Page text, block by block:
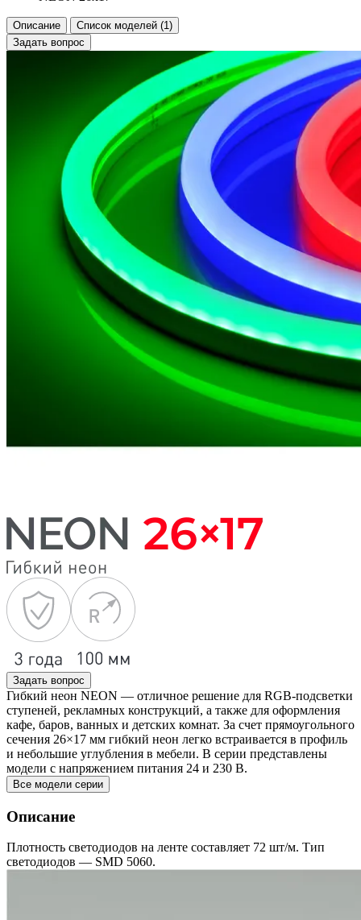
Описание
Список моделей (1)
Задать вопрос
Задать вопрос
Гибкий неон NEON — отличное решение для RGB-подсветки
ступеней, рекламных конструкций, а также для оформления
кафе, баров, ванных и детских комнат. За счет прямоугольного
сечения 26×17 мм гибкий неон легко встраивается в профиль
и небольшие углубления в мебели. В серии представлены
модели с напряжением питания 24 и 230 В.
Все модели серии
Описание
Плотность светодиодов на ленте составляет 72 шт/м. Тип
светодиодов — SMD 5060.